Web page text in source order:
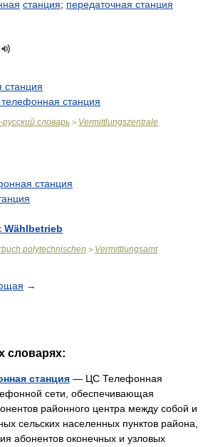
станция; передаточная станция
станция
станция
словарь > Vermittlungszentrale
станция
Wählbetrieb
polytechnischen > Vermittlungsamt
→
словарях:
станция — ЦС Телефонная
сети, обеспечивающая
районного центра между собой и
сельских населенных пунктов района,
абонентов оконечных и узловых